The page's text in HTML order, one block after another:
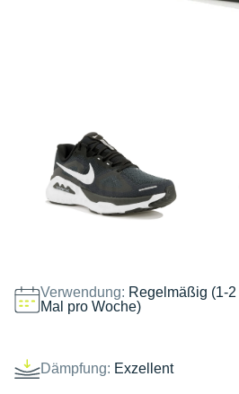
Verwendung: Regelmäßig (1-2
Mal pro Woche)
Dämpfung: Exzellent